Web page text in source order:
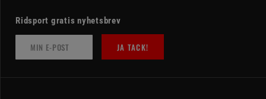
Ridsport gratis nyhetsbrev
JA TACK!